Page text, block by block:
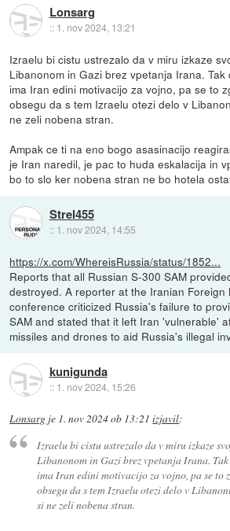
Lonsarg
:: 1. nov 2024, 13:21
Izraelu bi cistu ustrezalo da v miru izkaze
Libanonom in Gazi brez vpetanja Irana.
ima Iran edini motivacijo za vojno, pa se to
obsegu da s tem Izraelu otezi delo v
ne zeli nobena stran.
Ampak ce ti na eno bogo asasinacijo
je Iran naredil, je pac to huda eskalacija in
bo to slo ker nobena stran ne bo hotela
Strel455
:: 1. nov 2024, 14:55
https://x.com/WhereisRussia/status/1852...
Reports that all Russian S-300 SAM
destroyed. A reporter at the Iranian Foreign
conference criticized Russia's failure to
SAM and stated that it left Iran 'vulnerable'
missiles and drones to aid Russia's illegal
kunigunda
:: 1. nov 2024, 15:26
Lonsarg je 1. nov 2024 ob 13:21 izjavil:
Izraelu bi cistu ustrezalo da v miru izkaze
Libanonom in Gazi brez vpetanja Irana.
ima Iran edini motivacijo za vojno, pa se to
obsegu da s tem Izraelu otezi delo v
si ne zeli nobena stran.